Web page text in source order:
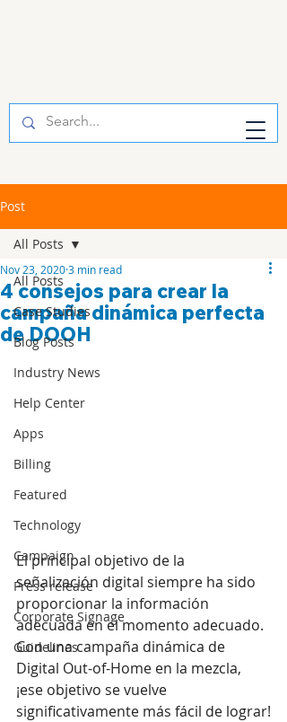
Post
All Posts
Case Studies
Blog Posts
Industry News
Help Center
Apps
Billing
Featured
Technology
Campaign
Press release
Corporate Signage
Guidelines
All Posts
4 consejos para crear la
campaña dinámica perfecta
de DOOH
Nov 23, 20203 min read
El principal objetivo de la
señalización digital siempre ha sido
proporcionar la información
adecuada en el momento adecuado.
Con una campaña dinámica de
Digital Out-of-Home en la mezcla,
¡ese objetivo se vuelve
significativamente más fácil de lograr!